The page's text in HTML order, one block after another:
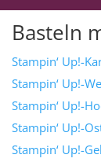
Basteln
Stampin‘ Up!-
Stampin‘ Up!-
Stampin‘ Up!-
Stampin‘ Up!-
Stampin‘ Up!-